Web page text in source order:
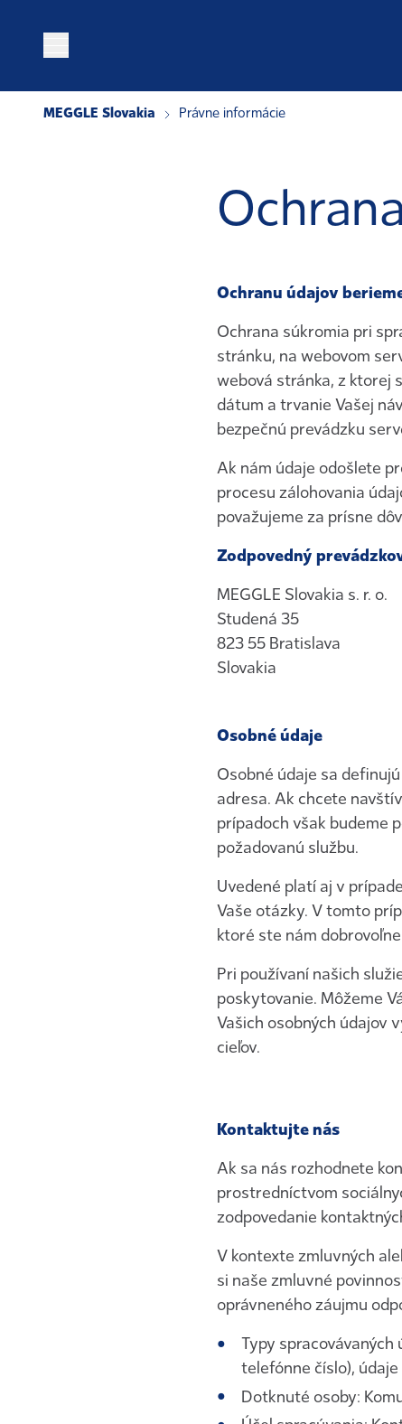
MEGGLE Slovakia Právne informácie
Ochranu údajov
Ochrana súkromia pri
stránku, na webovom
webová stránka, z ktorej
dátum a trvanie Vašej
bezpečnú prevádzku
Ak nám údaje odošlete
procesu zálohovania
považujeme za prísne
Zodpovedný
MEGGLE Slovakia s. r. o.
Studená 35
823 55 Bratislava
Slovakia
Osobné údaje
Osobné údaje sa
adresa. Ak chcete
prípadoch však budeme
požadovanú službu.
Uvedené platí aj v
Vaše otázky. V tomto
ktoré ste nám
Pri používaní našich
poskytovanie. Môžeme
Vašich osobných údajov
cieľov.
Kontaktujte nás
Ak sa nás rozhodnete
prostredníctvom
zodpovedanie
V kontexte zmluvných
si naše zmluvné
oprávneného záujmu
Typy spracovávaných
telefónne číslo),
Dotknuté osoby: